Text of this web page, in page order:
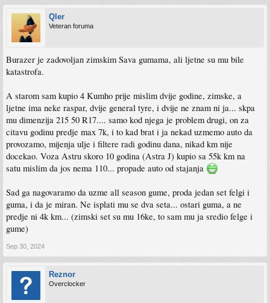
Qler
Veteran foruma
Burazer je zadovoljan zimskim Sava gumama, ali ljetne su mu bile
katastrofa.
A starom sam kupio 4 Kumho prije mislim dvije godine, zimske, a
ljetne ima neke raspar, dvije general tyre, i dvije ne znam ni ja... skpa
mu dimenzija 215 50 R17.... samo kod njega je problem drugi, on za
citavu godinu predje max 7k, i to kad brat i ja nekad uzmemo auto da
provozamo, mijenja ulje i filtere radi godinu dana, nikad km nije
docekao. Voza Astru skoro 10 godina (Astra J) kupio sa 55k km na
satu mislim da jos nema 110... propade auto od stajanja
Sad ga nagovaramo da uzme all season gume, proda jedan set felgi i
guma, i da je miran. Ne isplati mu se dva seta... ostari guma, a ne
predje ni 4k km... (zimski set su mu 16ke, to sam mu ja sredio felge i
gume)
Sep 30, 2024
Reznor
Overclocker